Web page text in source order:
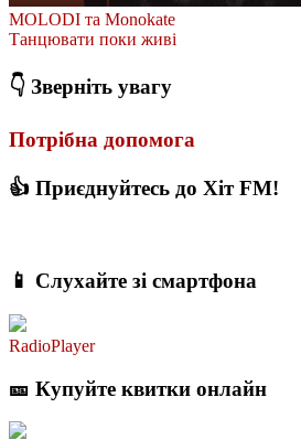
MOLODI та Monokate
Танцювати поки живі
👇 Зверніть увагу
Потрібна допомога
👍 Приєднуйтесь до Хіт FM!
📱 Слухайте зі смартфона
RadioPlayer
🎫 Купуйте квитки онлайн